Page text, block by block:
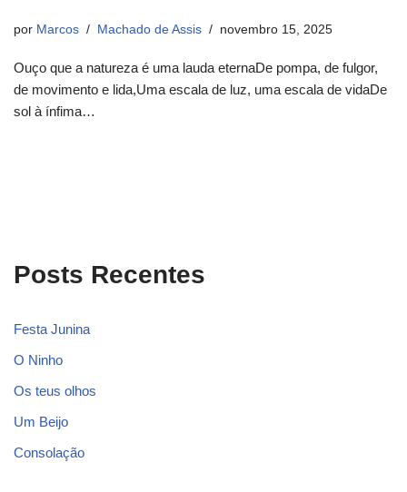
por Marcos Machado de Assis novembro 15, 2025
Ouço que a natureza é uma lauda eternaDe pompa, de fulgor,
de movimento e lida,Uma escala de luz, uma escala de vidaDe
sol à ínfima…
Posts Recentes
Festa Junina
O Ninho
Os teus olhos
Um Beijo
Consolação